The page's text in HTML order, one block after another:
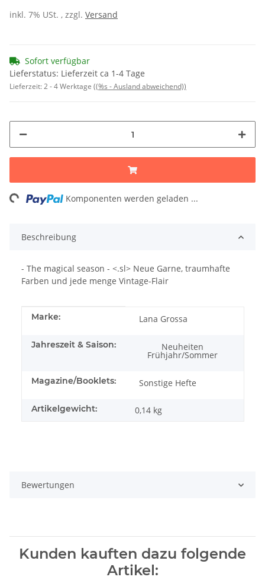
inkl. 7% USt. , zzgl. Versand
Sofort verfügbar
Lieferstatus: Lieferzeit ca 1-4 Tage
Lieferzeit:2 - 4 Werktage ((%s - Ausland abweichend))
Komponenten werden geladen ...
Beschreibung
- The magical season - <.sl> Neue Garne, traumhafte
Farben und jede menge Vintage-Flair
Produkteigenschaft
Wert
Marke: Lana Grossa
Jahreszeit & Saison: Neuheiten
Frühjahr/Sommer
Magazine/Booklets: Sonstige Hefte
Artikelgewicht: 0,14 kg
Bewertungen
Kunden kauften dazu folgende
Artikel: